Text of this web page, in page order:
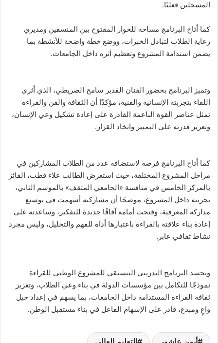
المسجلين فعليًا.
كما أتاح البرنامج مساحة للحوار المفتوح بين المنسقين ومديري
رعاية الطلاب لتبادل الخبرات، ووضع خطة واضحة للأنشطة بما
يضمن استدامة المشروع وتعظيم أثره داخل الجامعات.
وتميز البرنامج بحضور الفنان القدير سامح الصريطي، الذي أثرى
اللقاء بتجربته الإنسانية والفنية، مؤكدًا أن الثقافة والفن والقراءة
تمثل عناصر القوة الناعمة القادرة على إعادة تشكيل وعي الإنسان،
وتعزيز قدرته على التمييز واتخاذ القرار.
كما أتاح البرنامج فرصة لاستضافة عدد من الطلاب المشاركين في
مراحل المشروع المختلفة، حيث استعرض الطالب علاء قطب، الفائز
بالمركز الخامس في منافسة «الجامعي المثقف» بالموسم الثاني،
تجربته داخل المشروع، موضحًا أن مشاركته أسهمت في توسيع
مداركه المعرفية، وفتحت أمامه آفاقًا جديدة للتفكير، وساعدته على
إعادة بناء علاقته بالقراءة باعتبارها أداة للفهم والتحليل، وليس مجرد
نشاط ثقافي عابر.
ويجسد البرنامج التدريبي التنسيقي للمشروع الوطني للقراءة
نموذجًا للتكامل بين مؤسسات الدولة في بناء وعي الطلاب، وتعزيز
ثقافة القراءة المستدامة داخل الجامعات، بما يسهم في إعداد جيل
واعٍ ومبدع، قادر على الإسهام الفاعل في بناء مستقبل الوطن.